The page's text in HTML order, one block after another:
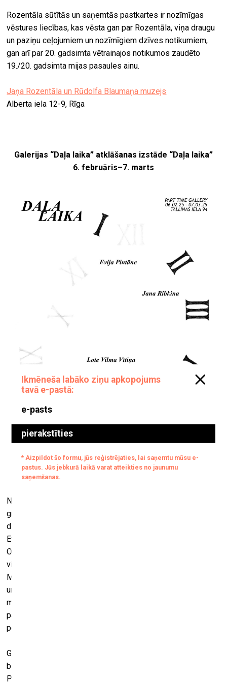
Rozentāla sūtītās un saņemtās pastkartes ir nozīmīgas
vēstures liecības, kas vēsta gan par Rozentāla, viņa draugu
un paziņu ceļojumiem un nozīmīgiem dzīves notikumiem,
gan arī par 20. gadsimta vētrainajos notikumos zaudēto
19./20. gadsimta mijas pasaules ainu.
Jaņa Rozentāla un Rūdolfa Blaumaņa muzejs
Alberta iela 12-9, Rīga
Galerijas “Daļa laika” atklāšanas izstāde “Daļa laika”
6. februāris–7. marts
No 6. februāra līdz 7. martam Tallinas ielā 94, Grīziņkalnā ar
grupas izstādi “Daļa laika” tiks atklāta jauna mākslas un
dizaina galerija “Daļa laika’’. Izstāde apvienos mākslinieku
Evijas Pintānes, Janas Ribkinas, Lotes Vilmas Vītiņas,
Oskara Veilanda, Paula Rietuma un Zigmunda Lapsas
vizuālas pārdomas par mākslas darba un laika attiecībām.
Mākslinieku individuālā pieredze manifestējas metaforiski
un saturiski daudzšķautņainos attēlos, kas atklāj mūsdienu
mākslinieka fragmentāro un izaicinošo darba procesu,
paralēli aicinot aizdomāties par katra skatītāja
personiskajām “laika daļām”.
Galerija “Daļa laika” ir jauna, nekomerciāla, mākslinieku un
biedrības “Neatlaidība” dibinātāju Lienes un Oskars
Pavlovska vadīta galerija. Galerija sadarbosies ar